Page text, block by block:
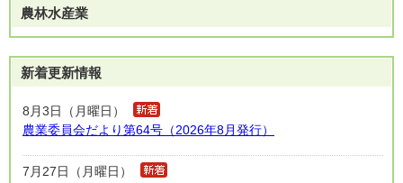
農林水産業
新着更新情報
8月3日（月曜日）
農業委員会だより第64号（2026年8月発行）
7月27日（月曜日）